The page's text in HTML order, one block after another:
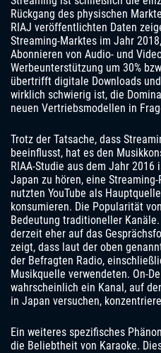
Rückgang des physischen
RIAJ veröffentlichten Daten
Streaming-Marktes im Jahr
Abonnieren von Audio- und
Werbeunterstützung um 30%
übertrifft digitale Downloads
wirklich schwierig ist, die
neuen Vertriebsmodellen in
Trotz der Tatsache, dass
beeinflusst, hat es den
RIAA-Studie aus dem Jahr
Japan zu hören, eine
nutzten YouTube als
konsumieren. Die Popularität
Bedeutung traditioneller
derzeit eher auf das
zeigt, dass laut der oben
der Befragten Radio,
Musikquelle verwendeten. On-
wahrscheinlich ein Kanal, auf
in Japan versuchen,
Ein weiteres spezifisches
die Beliebtheit von Karaoke.